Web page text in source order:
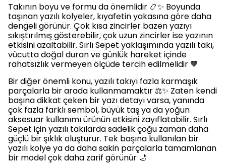
Takının boyu ve formu da önemlidir 📿✨ Boyunda
taşınan yazılı kolyeler, kıyafetin yakasına göre daha
dengeli görünür. Çok kısa zincirler bazen yazıyı
sıkıştırılmış gösterebilir, çok uzun zincirler ise yazının
etkisini azaltabilir. Sırlı Sepet yaklaşımında yazılı takı,
vücutta doğal duran ve günlük hareket içinde
rahatsızlık vermeyen ölçüde tercih edilmelidir 🤎
Bir diğer önemli konu, yazılı takıyı fazla karmaşık
parçalarla bir arada kullanmamaktır ⚖️✨ Zaten kendi
başına dikkat çeken bir yazı detayı varsa, yanında
çok fazla farklı sembol, büyük taş ya da yoğun
aksesuar kullanımı ürünün etkisini zayıflatabilir. Sırlı
Sepet için yazılı takılarda sadelik çoğu zaman daha
güçlü bir şıklık oluşturur. Tek başına kullanılan bir
yazılı kolye ya da daha sakin parçalarla tamamlanan
bir model çok daha zarif görünür 🌙